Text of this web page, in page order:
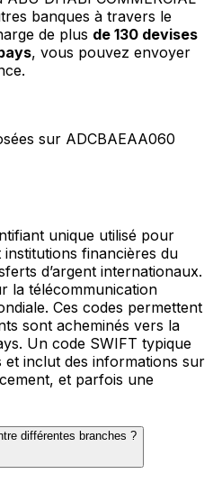
banques à travers le
de plus de 130 devises
, vous pouvez envoyer
sur ADCBAEAA060
unique utilisé pour
financières du
d’argent internationaux.
la télécommunication
Ces codes permettent
sont acheminés vers la
Un code SWIFT typique
et inclut des informations sur
et parfois une
différentes branches ?